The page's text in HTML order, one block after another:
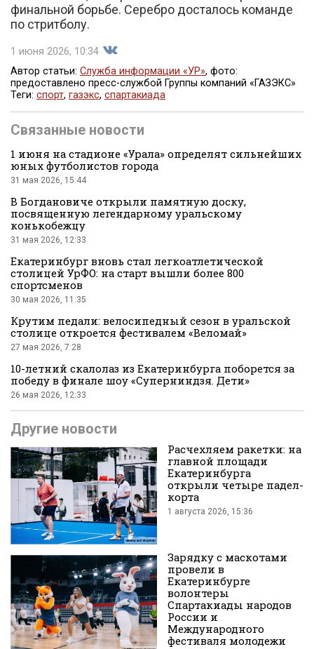
финальной борьбе. Серебро досталось команде
по стритболу.
1 июня 2026, 10:34
Поделиться
Вконтакте
Автор статьи: Служба информации «УР», фото:
предоставлено пресс-службой Группы компаний «ГАЗЭКС»
Теги: спорт, газэкс, спартакиада
Связанные новости
1 июня на стадионе «Урала» определят сильнейших
юных футболистов города
31 мая 2026, 15:44
В Богдановиче открыли памятную доску,
посвященную легендарному уральскому
конькобежцу
31 мая 2026, 12:33
Екатеринбург вновь стал легкоатлетической
столицей УрФО: на старт вышли более 800
спортсменов
30 мая 2026, 11:35
Крутим педали: велосипедный сезон в уральской
столице откроется фестивалем «Веломай»
27 мая 2026, 7:28
10-летний скалолаз из Екатеринбурга поборется за
победу в финале шоу «Суперниндзя. Дети»
26 мая 2026, 12:33
Другие новости
Расчехляем ракетки: на
главной площади
Екатеринбурга
открыли четыре падел-
корта
1 августа 2026, 15:36
Зарядку с маскотами
провели в
Екатеринбурге
волонтеры
Спартакиады народов
России и
Международного
фестиваля молодежи